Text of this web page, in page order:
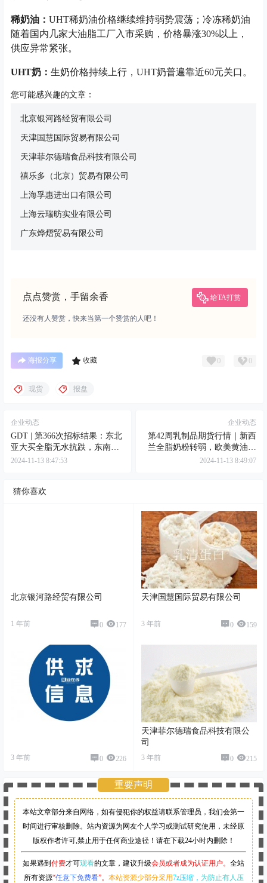
稀奶油： UHT稀奶油价格继续维持弱势震荡；冷冻稀奶油
随着国内几家大油脂工厂入市采购，价格暴涨30%以上，
供应异常紧张。
UHT奶： 生奶价格持续上行，UHT奶普遍靠近60元关口。
您可能感兴趣的文章：
北京银河路经贸有限公司
天津国慧国际贸易有限公司
天津菲尔德瑞食品科技有限公司
禧乐多（北京）贸易有限公司
上海孚惠进出口有限公司
上海云瑞昉实业有限公司
广东烨熠贸易有限公司
点点赞赏，手留余香 给TA打赏
还没有人赞赏，快来当第一个赞赏的人吧！
海报分享 收藏 0 0
现货 报盘
企业动态
GDT | 第366次招标结果：东北
亚大买全脂无水抗跌，东南亚
溃败脱脂奶粉下挫
2024-11-13 8:47:53
企业动态
第42周乳制品期货行情｜新西
兰全脂奶粉转弱，欧美黄油企
稳
2024-11-13 8:49:07
猜你喜欢
北京银河路经贸有限公司
1 年前 0 177
天津国慧国际贸易有限公司
3 年前 0 159
3 年前 0 226
天津菲尔德瑞食品科技有限公
司
3 年前 0 215
重要声明
本站文章部分来自网络，如有侵犯你的权益请联系管理员， 我们会第一
时间进行审核删除。站内资源为网友个人学习或测试研究使用，未经原
版权作者许可,禁止用于任何商业途径！请在下载24小时内删除！
如果遇到 付费才可观看的文章，建议升级会员或者成为认证用户。 全站
所有资源“任意下免费看”。 本站资源少部分采用7z压缩， 为防止有人压